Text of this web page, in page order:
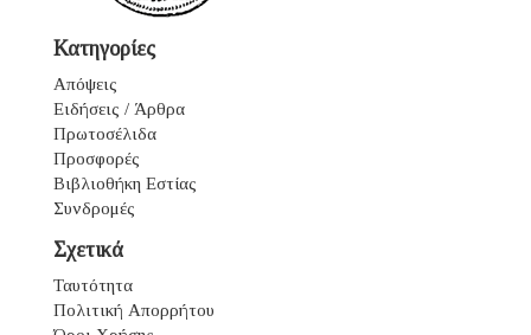
Κατηγορίες
Απόψεις
Ειδήσεις / Άρθρα
Πρωτοσέλιδα
Προσφορές
Βιβλιοθήκη Εστίας
Συνδρομές
Σχετικά
Ταυτότητα
Πολιτική Απορρήτου